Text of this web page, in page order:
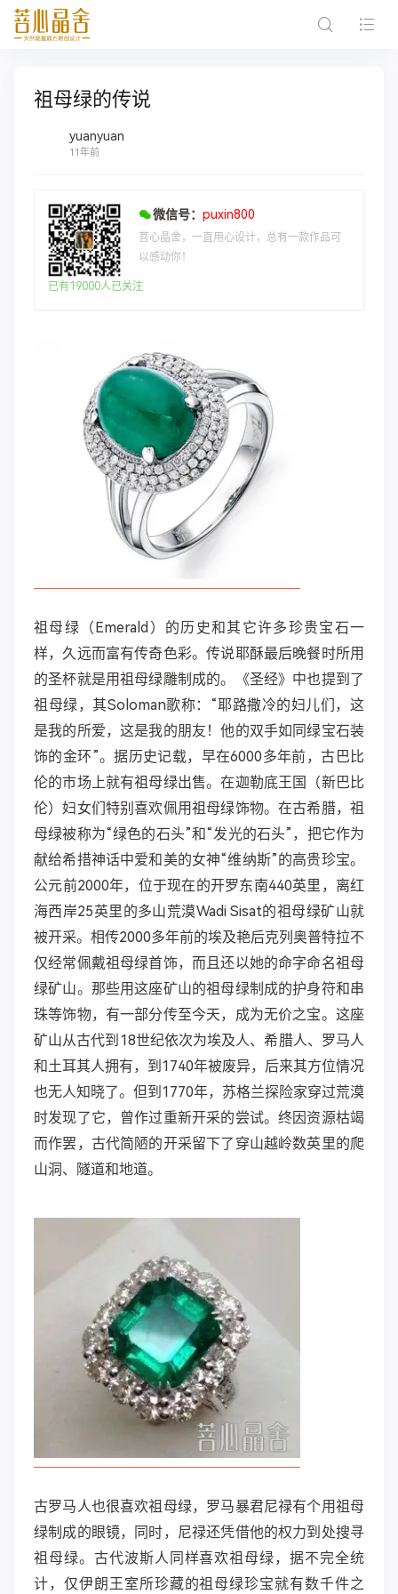
祖母绿的传说
yuanyuan
11年前
微信号： puxin800
菩心晶舍，一直用心设计，总有一款作品可
以感动你！
已有19000人已关注
祖母绿（Emerald）的历史和其它许多珍贵宝石一
样，久远而富有传奇色彩。传说耶酥最后晚餐时所用
的圣杯就是用祖母绿雕制成的。《圣经》中也提到了
祖母绿，其Soloman歌称：“耶路撒冷的妇儿们，这
是我的所爱，这是我的朋友！他的双手如同绿宝石装
饰的金环”。据历史记载，早在6000多年前，古巴比
伦的市场上就有祖母绿出售。在迦勒底王国（新巴比
伦）妇女们特别喜欢佩用祖母绿饰物。在古希腊，祖
母绿被称为“绿色的石头”和“发光的石头”，把它作为
献给希措神话中爱和美的女神“维纳斯”的高贵珍宝。
公元前2000年，位于现在的开罗东南440英里，离红
海西岸25英里的多山荒漠Wadi Sisat的祖母绿矿山就
被开采。相传2000多年前的埃及艳后克列奥普特拉不
仅经常佩戴祖母绿首饰，而且还以她的命字命名祖母
绿矿山。那些用这座矿山的祖母绿制成的护身符和串
珠等饰物，有一部分传至今天，成为无价之宝。这座
矿山从古代到18世纪依次为埃及人、希腊人、罗马人
和土耳其人拥有，到1740年被废异，后来其方位情况
也无人知晓了。但到1770年，苏格兰探险家穿过荒漠
时发现了它，曾作过重新开采的尝试。终因资源枯竭
而作罢，古代简陋的开采留下了穿山越岭数英里的爬
山洞、隧道和地道。
古罗马人也很喜欢祖母绿，罗马暴君尼禄有个用祖母
绿制成的眼镜，同时，尼禄还凭借他的权力到处搜寻
祖母绿。古代波斯人同样喜欢祖母绿，据不完全统
计，仅伊朗王室所珍藏的祖母绿珍宝就有数千件之